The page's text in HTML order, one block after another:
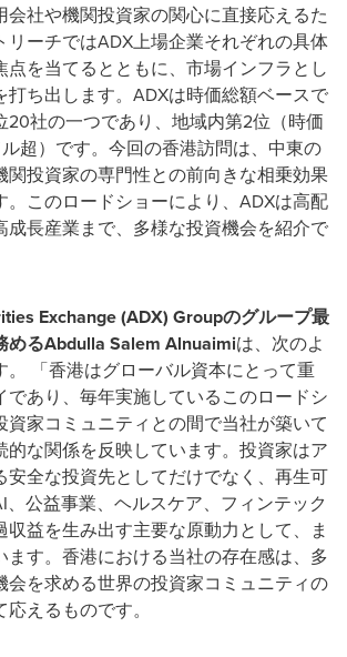
会社や機関投資家の関心に直接応えるた
リーチではADX上場企業それぞれの具体
点を当てるとともに、市場インフラとし
打ち出します。ADXは時価総額ベースで
20社の一つであり、地域内第2位（時価
超）です。今回の香港訪問は、中東の
関投資家の専門性との前向きな相乗効果
。このロードショーにより、ADXは高配
成長産業まで、多様な投資機会を紹介で
Exchange (ADX) Groupのグループ最
めるAbdulla Salem Alnuaimiは、次のよ
。 「香港はグローバル資本にとって重
であり、毎年実施しているこのロードシ
資家コミュニティとの間で当社が築いて
的な関係を反映しています。投資家はア
安全な投資先としてだけでなく、再生可
公益事業、ヘルスケア、フィンテック
収益を生み出す主要な原動力として、ま
ます。香港における当社の存在感は、多
会を求める世界の投資家コミュニティの
えるものです。